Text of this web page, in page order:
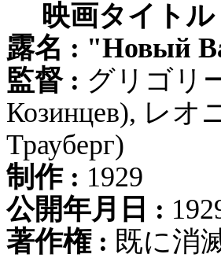
映画タイトル
露名 : "Новый
監督 : グリゴリ
Козинцев), レ
Трауберг)
制作 : 1929
公開年月日 :
著作権 : 既に消